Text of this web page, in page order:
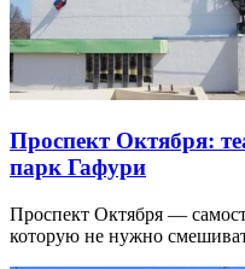
Проспект Октября:
парк Гафури
Проспект Октября —
которую не нужно